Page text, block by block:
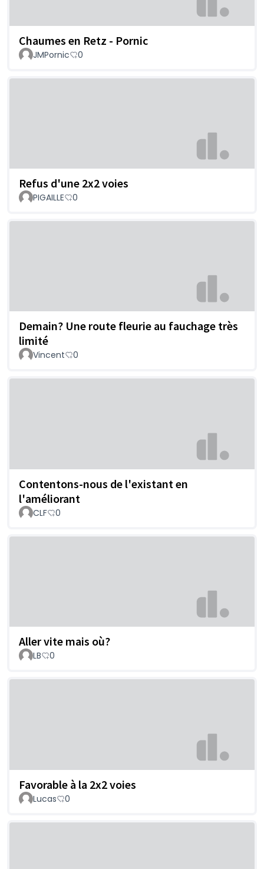
Chaumes en Retz - Pornic
JMPornic 0
Refus d'une 2x2 voies
PIGAILLE 0
Demain? Une route fleurie au fauchage très
limité
Vincent 0
Contentons-nous de l'existant en
l'améliorant
CLF 0
Aller vite mais où?
LB 0
Favorable à la 2x2 voies
Lucas 0